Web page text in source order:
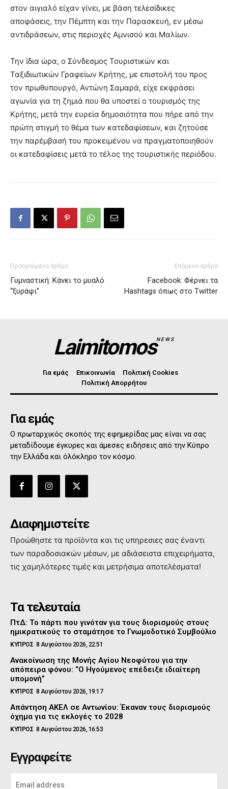
στον αιγιαλό είχαν γίνει, με βάση τελεσίδικες
αποφάσεις, την Πέμπτη και την Παρασκευή, εν μέσω
αντιδράσεων, στις περιοχές Αμνισού και Μαλίων.
Την ίδια ώρα, ο Σύνδεσμος Τουριστικών και
Ταξιδιωτικών Γραφείων Κρήτης, με επιστολή του προς
τον πρωθυπουργό, Αντώνη Σαμαρά, είχε εκφράσει
αγωνία για τη ζημιά που θα υποστεί ο τουρισμός της
Κρήτης, μετά την ευρεία δημοσιότητα που πήρε από την
πρώτη στιγμή το θέμα των κατεδαφίσεων, και ζητούσε
την παρέμβασή του προκειμένου να πραγματοποιηθούν
οι κατεδαφίσεις μετά το τέλος της τουριστικής περιόδου.
Προηγούμενο άρθρο
Γυμναστική: Κάνει το μυαλό
“ξυράφι”
Επόμενο άρθρο
Facebook: Φέρνει τα
Hashtags όπως στο Twitter
LaimitomosNEWS
Για εμάς Επικοινωνία
Πολιτική Cookies
Πολιτική Απορρήτου
Για εμάς
Ο πρωταρχικός σκοπός της εφημερίδας μας είναι να σας
μεταδίδουμε έγκυρες και άμεσες ειδήσεις από την Κύπρο
την Ελλάδα και όλόκληρο τον κόσμο.
Διαφημιστείτε
Προώθηστε τα προϊόντα και τις υπηρεσιες σας έναντι
των παραδοσιακών μέσων, με αδιάσειστα επιχειρήματα,
τις χαμηλότερες τιμές και μετρήσιμα αποτελέσματα!
Τα τελευταία
ΠτΔ: Το πάρτι που γινόταν για τους διορισμούς στους
ημικρατικούς το σταμάτησε το Γνωμοδοτικό Συμβούλιο
ΚΥΠΡΟΣ 8 Αυγούστου 2026, 22:51
Ανακοίνωση της Μονής Αγίου Νεοφύτου για την
απόπειρα φόνου: “Ο Ηγούμενος επέδειξε ιδιαίτερη
υπομονή”
ΚΥΠΡΟΣ 8 Αυγούστου 2026, 19:17
Απάντηση ΑΚΕΛ σε Αντωνίου: Έκαναν τους διορισμούς
όχημα για τις εκλογές το 2028
ΚΥΠΡΟΣ 8 Αυγούστου 2026, 16:53
Εγγραφείτε